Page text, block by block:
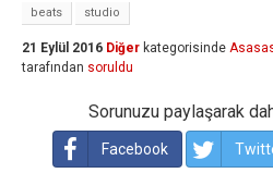
beats studio
21 Eylül 2016 Diğer kategorisinde
tarafından soruldu
Sorunuzu paylaşarak
Facebook